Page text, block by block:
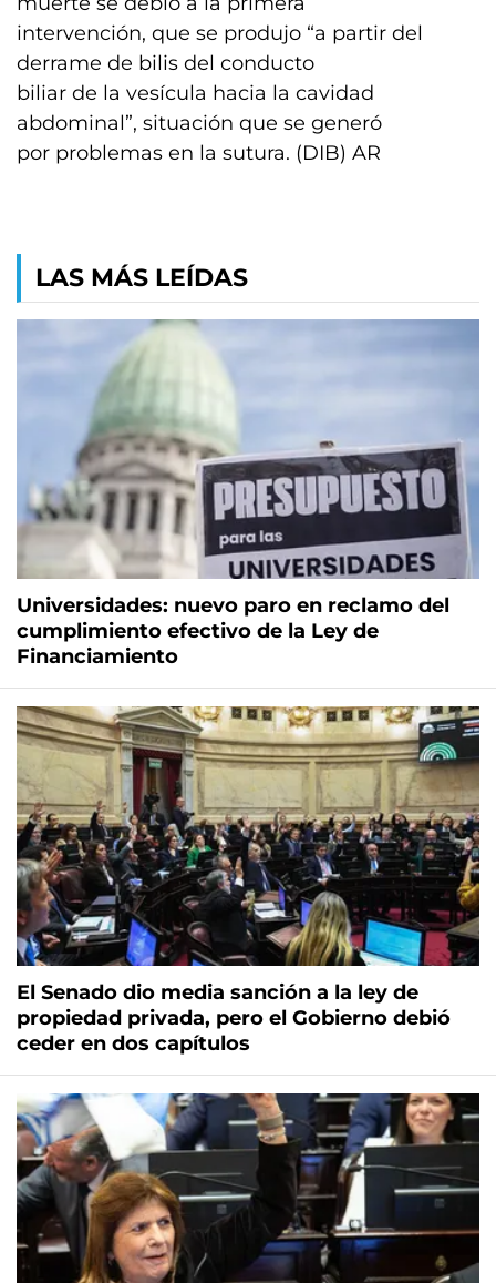
intervención, que se produjo “a partir del
derrame de bilis del conducto
biliar de la vesícula hacia la cavidad
abdominal”, situación que se generó
por problemas en la sutura. (DIB) AR
LAS MÁS LEÍDAS
Universidades: nuevo paro en reclamo del
cumplimiento efectivo de la Ley de
Financiamiento
El Senado dio media sanción a la ley de
propiedad privada, pero el Gobierno debió
ceder en dos capítulos